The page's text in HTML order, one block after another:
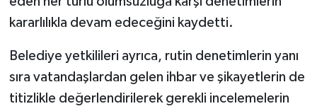
kararlılıkla devam edeceğini kaydetti.
Belediye yetkilileri ayrıca, rutin denetimlerin yanı
sıra vatandaşlardan gelen ihbar ve şikayetlerin de
titizlikle değerlendirilerek gerekli incelemelerin